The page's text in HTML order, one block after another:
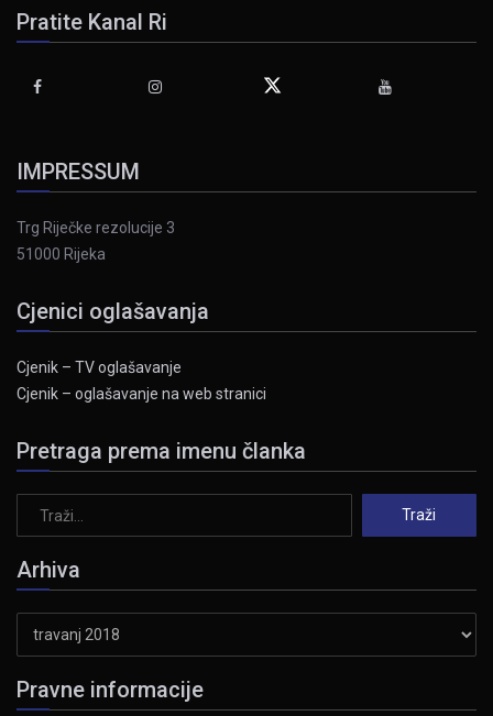
Pratite Kanal Ri
IMPRESSUM
Trg Riječke rezolucije 3
51000 Rijeka
Cjenici oglašavanja
Cjenik – TV oglašavanje
Cjenik – oglašavanje na web stranici
Pretraga prema imenu članka
Arhiva
Pravne informacije